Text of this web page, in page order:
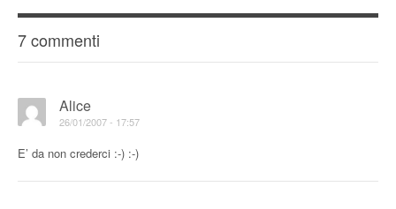
7 commenti
Alice
26/01/2007 - 17:57
E’ da non crederci :-) :-)